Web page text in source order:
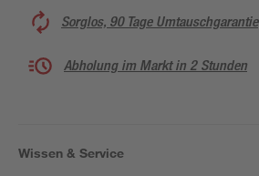
Sorglos, 90 Tage Umtauschgarantie
Abholung im Markt in 2 Stunden
Wissen & Service